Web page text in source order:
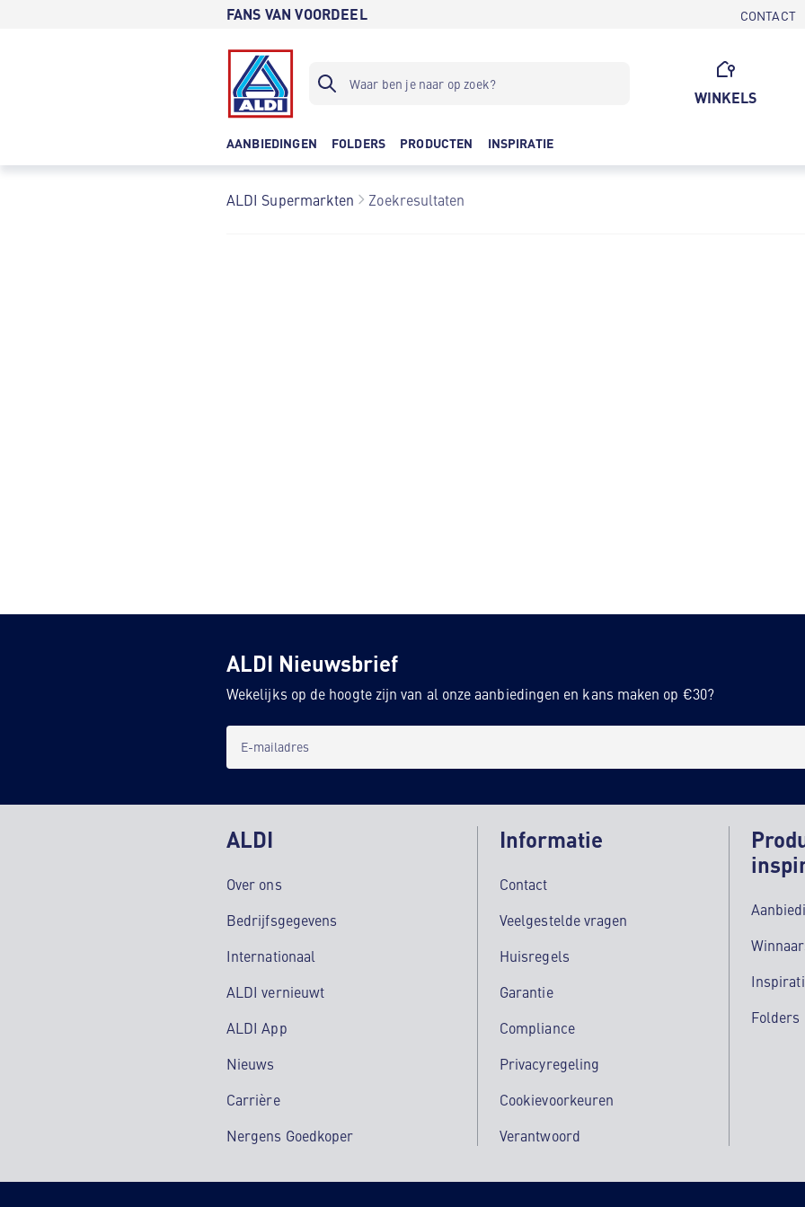
FANS VAN VOORDEEL CONTACT
WINKELS
AANBIEDINGEN FOLDERS PRODUCTEN INSPIRATIE
ALDI Supermarkten Zoekresultaten
ALDI Nieuwsbrief
Wekelijks op de hoogte zijn van al onze aanbiedingen en kans maken op €30?
E-mailadres
ALDI
Over ons
Bedrijfsgegevens
Internationaal
ALDI vernieuwt
ALDI App
Nieuws
Carrière
Nergens Goedkoper
Informatie
Contact
Veelgestelde vragen
Huisregels
Garantie
Compliance
Privacyregeling
Cookievoorkeuren
Verantwoord
Folders